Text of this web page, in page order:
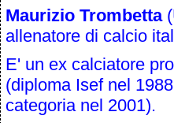
Maurizio Trombetta(
allenatore di calcio
E' un ex calciatore
(diploma Isef nel 1988
categoria nel 2001).